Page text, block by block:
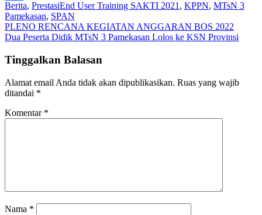
Share
Berita, PrestasiEnd User Training SAKTI 2021 , KPPN, MTsN 3
Pamekasan, SPAN
Navigasi
pos
PLENO RENCANA KEGIATAN ANGGARAN BOS 2022
Dua Peserta Didik MTsN 3 Pamekasan Lolos ke KSN Provinsi
Tinggalkan Balasan
Alamat email Anda tidak akan dipublikasikan. Ruas yang wajib
ditandai *
Komentar *
Nama *